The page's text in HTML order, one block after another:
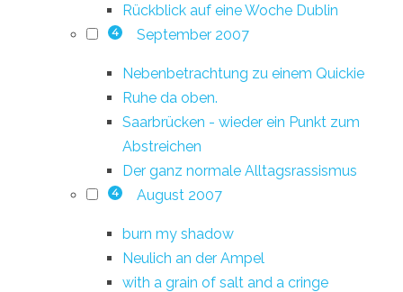
Rückblick auf eine Woche Dublin
4 September 2007
Nebenbetrachtung zu einem Quickie
Ruhe da oben.
Saarbrücken - wieder ein Punkt zum
Abstreichen
Der ganz normale Alltagsrassismus
4 August 2007
burn my shadow
Neulich an der Ampel
with a grain of salt and a cringe